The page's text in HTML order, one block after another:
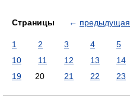
Страницы ← предыдущая
1 2 3 4 5
10
11 12 13 14
19
20 21 22 23